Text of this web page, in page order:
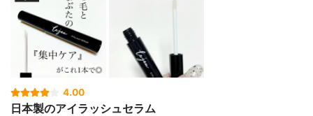
4.00
日本製のアイラッシュセラム